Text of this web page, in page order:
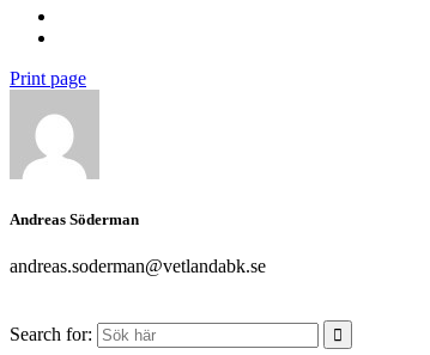
Print page
Andreas Söderman
andreas.soderman@vetlandabk.se
Search for: